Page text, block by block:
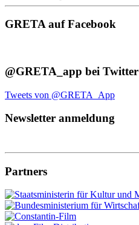
GRETA auf Facebook
@GRETA_app bei Twitter
Tweets von @GRETA_App
Newsletter anmeldung
Partners